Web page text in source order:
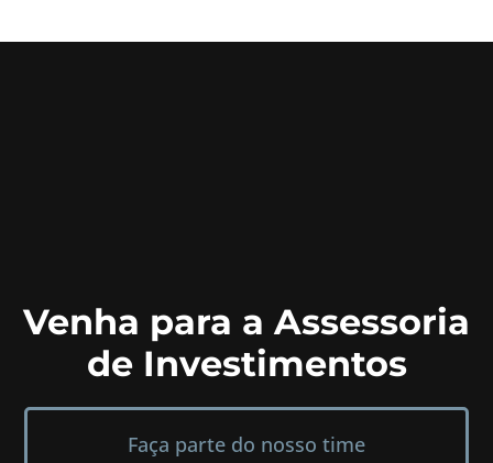
Venha para a Assessoria
de Investimentos
Faça parte do nosso time